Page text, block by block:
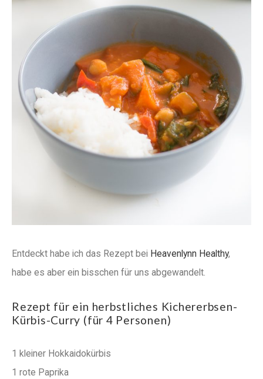
Entdeckt habe ich das Rezept bei Heavenlynn Healthy,
habe es aber ein bisschen für uns abgewandelt.
Rezept für ein herbstliches Kichererbsen-
Kürbis-Curry (für 4 Personen)
1 kleiner Hokkaidokürbis
1 rote Paprika